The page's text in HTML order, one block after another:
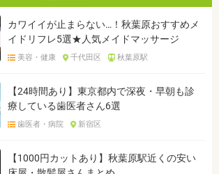
カワイイが止まらない…！秋葉原おすすめメ
イドリフレ5選★人気メイドマッサージ
美容・健康 千代田区 秋葉原駅
【24時間あり】東京都内で深夜・早朝も診
療している歯医者さん6選
歯医者・病院 新宿区
【1000円カットあり】秋葉原駅近くの安い